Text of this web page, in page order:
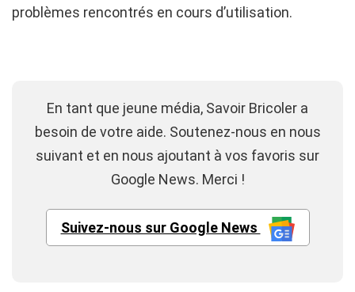
problèmes rencontrés en cours d’utilisation.
En tant que jeune média, Savoir Bricoler a
besoin de votre aide. Soutenez-nous en nous
suivant et en nous ajoutant à vos favoris sur
Google News. Merci !
Suivez-nous sur Google News